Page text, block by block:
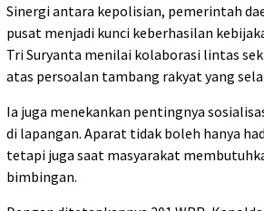
Sinergi antara kepolisian, pemerintah
pusat menjadi kunci keberhasilan
Tri Suryanta menilai kolaborasi lintas
atas persoalan tambang rakyat yang
Ia juga menekankan pentingnya
di lapangan. Aparat tidak boleh hanya
tetapi juga saat masyarakat
bimbingan.